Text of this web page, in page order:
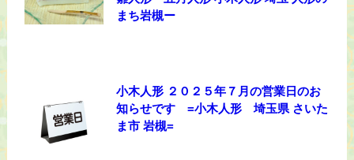
まち岩槻ー
小木人形 ２０２５年７月の営業日のお
知らせです =小木人形 埼玉県 さいた
ま市 岩槻=